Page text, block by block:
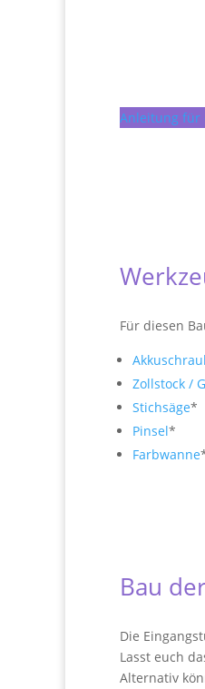
Anleitung für
Für diesen
Zollstock /
Stichsäge*
Pinsel*
Farbwanne
Bau
Die
Lasst euch
Alternativ